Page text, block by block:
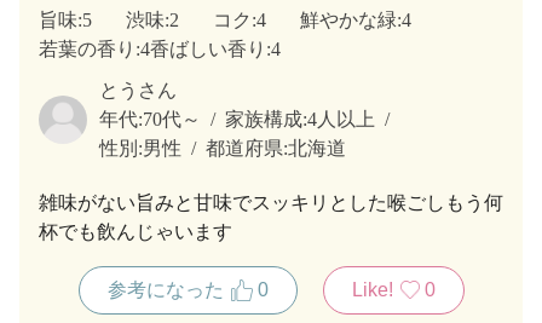
旨味:5 渋味:2 コク :4 鮮やかな緑:4
若葉の香り :4香ばしい香り :4
とうさん
年代:70代～ 家族構成:4人以上
性別:男性 都道府県:北海道
雑味がない旨みと甘味でスッキリとした喉ごしもう何
杯でも飲んじゃいます
参考になった 0 Like! 0